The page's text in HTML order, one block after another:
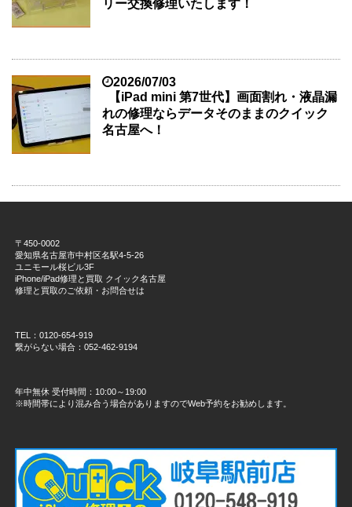
リー交換修理いたします！
2026/07/03
【iPad mini 第7世代】画面割れ・液晶漏
れの修理ならデータそのままのクイック
名古屋へ！
〒450-0002
愛知県名古屋市中村区名駅4-5-26
ユニモール桜ビル3F
iPhone/iPad修理と買取 クイック名古屋
修理と買取のご依頼・お問合せは
TEL：0120-654-919
繋がらない場合：052-462-9194
年中無休 受付時間：10:00～19:00
※時間帯により混み合う場合がありますのでWeb予約をお勧めします。